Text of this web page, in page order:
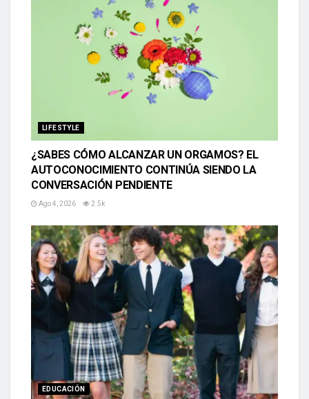
LIFESTYLE
¿SABES CÓMO ALCANZAR UN ORGAMOS? EL
AUTOCONOCIMIENTO CONTINÚA SIENDO LA
CONVERSACIÓN PENDIENTE
Ago 4, 2026 2.5k
EDUCACIÓN